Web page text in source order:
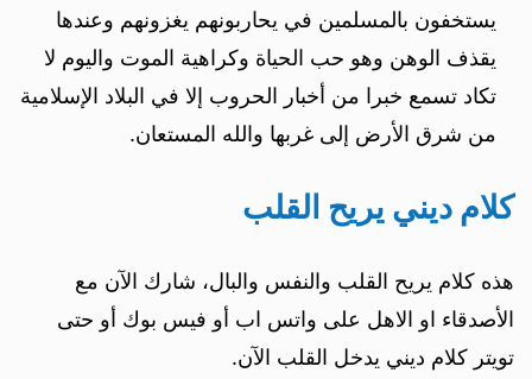
يستخفون بالمسلمين في يحاربونهم يغزونهم وعندها
يقذف الوهن وهو حب الحياة وكراهية الموت واليوم لا
تكاد تسمع خبرا من أخبار الحروب إلا في البلاد الإسلامية
من شرق الأرض إلى غربها والله المستعان.
كلام ديني يريح القلب
هذه كلام يريح القلب والنفس والبال، شارك الآن مع
الأصدقاء او الاهل على واتس اب أو فيس بوك أو حتى
تويتر كلام ديني يدخل القلب الآن.